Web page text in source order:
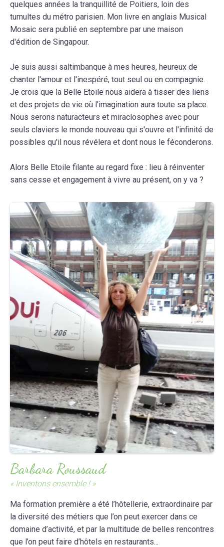
quelques années la tranquillité de Poitiers, loin des
tumultes du métro parisien. Mon livre en anglais Musical
Mosaic sera publié en septembre par une maison
d'édition de Singapour.
Je suis aussi saltimbanque à mes heures, heureux de
chanter l'amour et l'inespéré, tout seul ou en compagnie.
Je crois que la Belle Etoile nous aidera à tisser des liens
et des projets de vie où l'imagination aura toute sa place.
Nous serons naturacteurs et miraclosophes avec pour
seuls claviers le monde nouveau qui s'ouvre et l'infinité de
possibles qu'il nous révélera et dont nous le féconderons.
Alors Belle Etoile filante au regard fixe : lieu à réinventer
sans cesse et engagement à vivre au présent, on y va ?
Barbara Roussaud
« Inventons ensemble ! »
Ma formation première a été l’hôtellerie, extraordinaire par
la diversité des métiers que l’on peut exercer dans ce
domaine d’activité, et par la multitude de belles rencontres
que l’on peut faire d’hôtels en restaurants...